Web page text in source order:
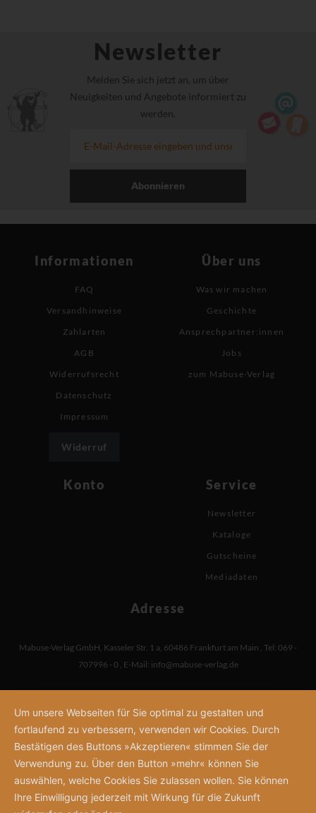
Newsletter
Melden Sie sich jetzt an, um über
Neuigkeiten und Angebote informiert zu
werden.
Abonnieren
Informationen
FAQ
Versandhinweise
Zahlarten
AGB
Widerrufsrecht
Datenschutz
Impressum
Widerruf
Über uns
Was wir machen
Geschichte
Ansprechpartner:innen
Jobs
zum Mabuse-Verlag
Konto Service
Newsletter
Kataloge
Gutscheine
Mediadaten
Adresse
Mabuse-Verlag GmbH, Kasseler Str. 1 a, 60486 Frankfurt am Main , Tel: 069 -
707996 - 0 , E-Mail: info@mabuse-verlag.de
Um unsere Webseiten für Sie optimal zu gestalten und
fortlaufend zu verbessern, verwenden wir Cookies. Durch
Bestätigen des Buttons »Akzeptieren« stimmen Sie der
Verwendung zu. Über den Button »mehr« können Sie
auswählen, welche Cookies Sie zulassen wollen. Sie können
Ihre Einwilligung jederzeit mit Wirkung für die Zukunft